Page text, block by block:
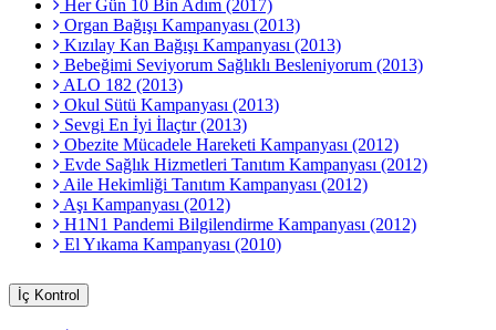
Her Gün 10 Bin Adım (2017)
Organ Bağışı Kampanyası (2013)
Kızılay Kan Bağışı Kampanyası (2013)
Bebeğimi Seviyorum Sağlıklı Besleniyorum (2013)
ALO 182 (2013)
Okul Sütü Kampanyası (2013)
Sevgi En İyi İlaçtır (2013)
Obezite Mücadele Hareketi Kampanyası (2012)
Evde Sağlık Hizmetleri Tanıtım Kampanyası (2012)
Aile Hekimliği Tanıtım Kampanyası (2012)
Aşı Kampanyası (2012)
H1N1 Pandemi Bilgilendirme Kampanyası (2012)
El Yıkama Kampanyası (2010)
İç Kontrol